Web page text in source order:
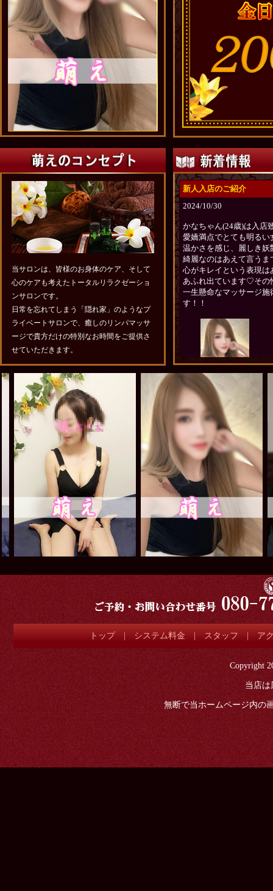
当サロンは、皆様のお身体のケア、そして
心のケアも考えたトータルリラクゼーショ
ンサロンです。
日常を忘れてしまう「隠れ家」のようなプ
ライベートサロンで、癒しのリンパマッサ
ージで貴方だけの特別なお時間をご提供さ
せていただきます。
トップ| システム料金 スタッフ ア
Copyright
当店は
無断で当ホームページ内の